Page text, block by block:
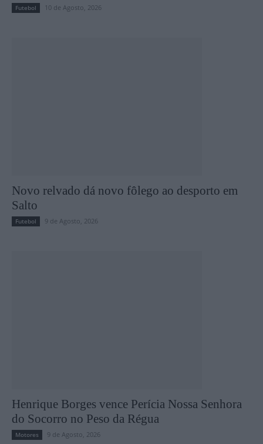
Futebol 10 de Agosto, 2026
Novo relvado dá novo fôlego ao desporto em
Salto
Futebol 9 de Agosto, 2026
Henrique Borges vence Perícia Nossa Senhora
do Socorro no Peso da Régua
Motores 9 de Agosto, 2026